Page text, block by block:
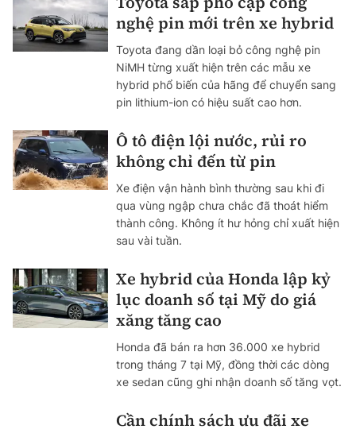
nghệ pin mới trên xe hybrid
Toyota đang dần loại bỏ công nghệ pin
NiMH từng xuất hiện trên các mẫu xe
hybrid phổ biến của hãng để chuyển sang
pin lithium-ion có hiệu suất cao hơn.
Ô tô điện lội nước, rủi ro
không chỉ đến từ pin
Xe điện vận hành bình thường sau khi đi
qua vùng ngập chưa chắc đã thoát hiểm
thành công. Không ít hư hỏng chỉ xuất hiện
sau vài tuần.
Xe hybrid của Honda lập kỷ
lục doanh số tại Mỹ do giá
xăng tăng cao
Honda đã bán ra hơn 36.000 xe hybrid
trong tháng 7 tại Mỹ, đồng thời các dòng
xe sedan cũng ghi nhận doanh số tăng vọt.
Cần chính sách ưu đãi xe